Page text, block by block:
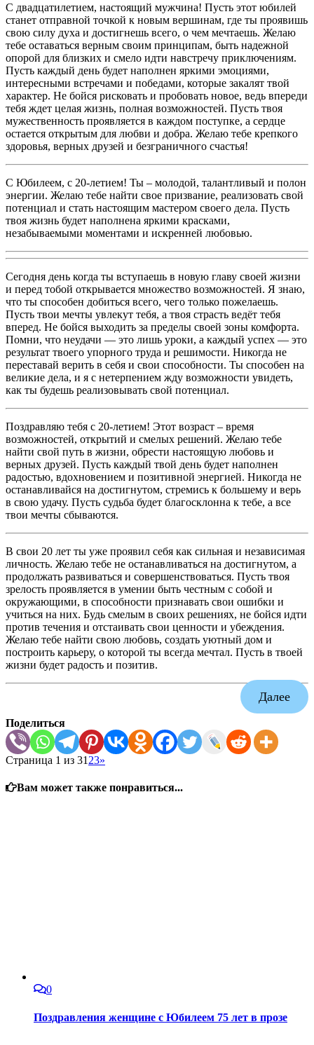
С двадцатилетием, настоящий мужчина! Пусть этот юбилей
станет отправной точкой к новым вершинам, где ты проявишь
свою силу духа и достигнешь всего, о чем мечтаешь. Желаю
тебе оставаться верным своим принципам, быть надежной
опорой для близких и смело идти навстречу приключениям.
Пусть каждый день будет наполнен яркими эмоциями,
интересными встречами и победами, которые закалят твой
характер. Не бойся рисковать и пробовать новое, ведь впереди
тебя ждет целая жизнь, полная возможностей. Пусть твоя
мужественность проявляется в каждом поступке, а сердце
остается открытым для любви и добра. Желаю тебе крепкого
здоровья, верных друзей и безграничного счастья!
С Юбилеем, с 20-летием! Ты – молодой, талантливый и полон
энергии. Желаю тебе найти свое призвание, реализовать свой
потенциал и стать настоящим мастером своего дела. Пусть
твоя жизнь будет наполнена яркими красками,
незабываемыми моментами и искренней любовью.
Сегодня день когда ты вступаешь в новую главу своей жизни
и перед тобой открывается множество возможностей. Я знаю,
что ты способен добиться всего, чего только пожелаешь.
Пусть твои мечты увлекут тебя, а твоя страсть ведёт тебя
вперед. Не бойся выходить за пределы своей зоны комфорта.
Помни, что неудачи — это лишь уроки, а каждый успех — это
результат твоего упорного труда и решимости. Никогда не
переставай верить в себя и свои способности. Ты способен на
великие дела, и я с нетерпением жду возможности увидеть,
как ты будешь реализовывать свой потенциал.
Поздравляю тебя с 20-летием! Этот возраст – время
возможностей, открытий и смелых решений. Желаю тебе
найти свой путь в жизни, обрести настоящую любовь и
верных друзей. Пусть каждый твой день будет наполнен
радостью, вдохновением и позитивной энергией. Никогда не
останавливайся на достигнутом, стремись к большему и верь
в свою удачу. Пусть судьба будет благосклонна к тебе, а все
твои мечты сбываются.
В свои 20 лет ты уже проявил себя как сильная и независимая
личность. Желаю тебе не останавливаться на достигнутом, а
продолжать развиваться и совершенствоваться. Пусть твоя
зрелость проявляется в умении быть честным с собой и
окружающими, в способности признавать свои ошибки и
учиться на них. Будь смелым в своих решениях, не бойся идти
против течения и отстаивать свои ценности и убеждения.
Желаю тебе найти свою любовь, создать уютный дом и
построить карьеру, о которой ты всегда мечтал. Пусть в твоей
жизни будет радость и позитив.
Далее
Поделиться
Страница 1 из 31 23»
Вам может также понравиться...
0
Поздравления женщине с Юбилеем 75 лет в прозе